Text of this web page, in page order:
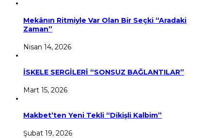
Mekânın Ritmiyle Var Olan Bir Seçki “Aradaki
Zaman”
Nisan 14, 2026
İSKELE SERGİLERİ “SONSUZ BAĞLANTILAR”
Mart 15, 2026
Makbet’ten Yeni Tekli “Dikişli Kalbim”
Şubat 19, 2026